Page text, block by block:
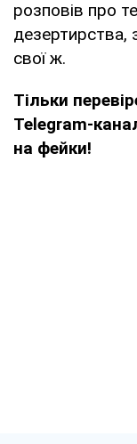
розповів про
дезертирства,
свої ж.
Тільки
Telegram-
на фейки!